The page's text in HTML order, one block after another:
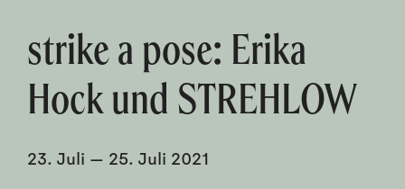
strike a pose: Erika
Hock und STREHLOW
23. Juli — 25. Juli 2021